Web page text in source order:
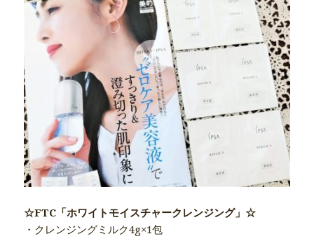
☆FTC「ホワイトモイスチャークレンジング」☆
・クレンジングミルク4g×1包